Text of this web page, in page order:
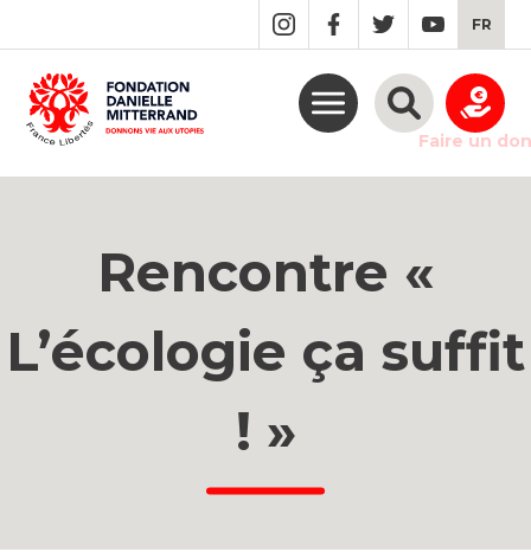
MAIN
CONTENT
FR
Faire un don
Rencontre «
L’écologie ça suffit
! »